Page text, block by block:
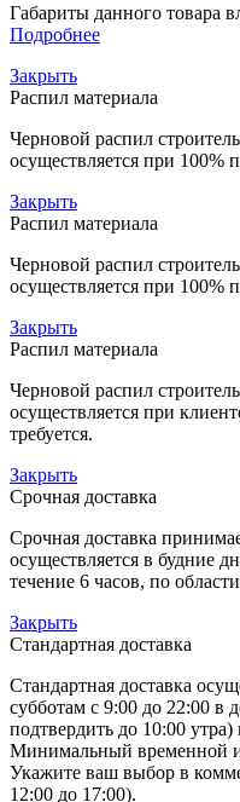
Габариты данного товара
Подробнее
Закрыть
Распил материала
Черновой распил
осуществляется при 100%
Закрыть
Распил материала
Черновой распил
осуществляется при 100%
Закрыть
Распил материала
Черновой распил
осуществляется при
требуется.
Закрыть
Срочная доставка
Срочная доставка
осуществляется в будние
течение 6 часов, по
Закрыть
Стандартная доставка
Стандартная доставка
субботам с 9:00 до 22:00 в
подтвердить до 10:00
Минимальный временной
Укажите ваш выбор в
12:00 до 17:00).